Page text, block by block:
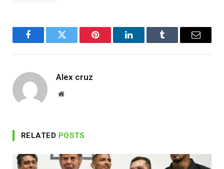
FacebookTwitter Pinterest LinkedInTumblr Email
Alex cruz
Website
RELATED POSTS